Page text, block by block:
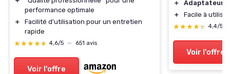
performance optimale
＋
Facilité d'utilisation pour un entretien
rapide
★★★★★
★★★★★ 4,6/5 — 651 avis
Voir l'offre
＋
Adaptateur
＋
Facile à
★★★★★
★★★★★ 4,4/5
Voir l'offre